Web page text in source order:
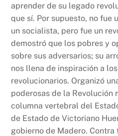
aprender de su legado
que sí. Por supuesto, no fue
un socialista, pero fue un
demostró que los pobres y
sobre sus adversarios; su
nos llena de inspiración a
revolucionarios. Organizó
poderosas de la Revolución
columna vertebral del
de Estado de Victoriano
gobierno de Madero.